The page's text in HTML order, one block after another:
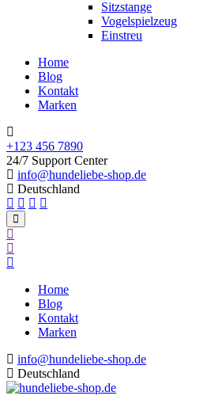
Sitzstange
Vogelspielzeug
Einstreu
Home
Blog
Kontakt
Marken
+123 456 7890
24/7 Support Center
info@hundeliebe-shop.de
Deutschland
Home
Blog
Kontakt
Marken
info@hundeliebe-shop.de
Deutschland